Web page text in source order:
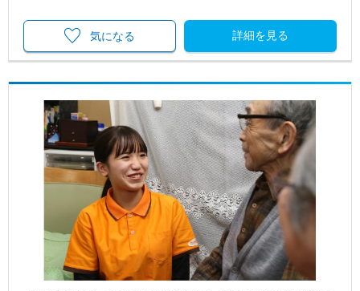
詳細を見る
気になる